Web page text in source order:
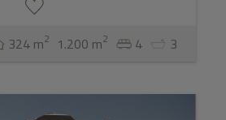
324 m2 1.200 m2 4 3